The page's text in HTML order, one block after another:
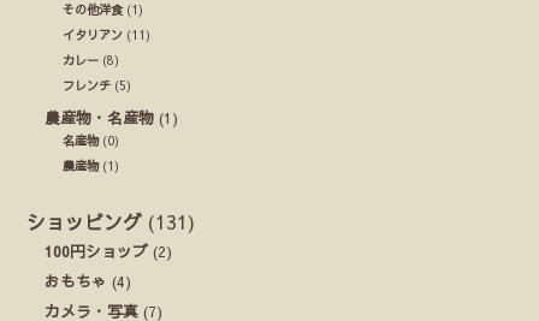
その他洋食(1)
イタリアン (11)
カレー (8)
フレンチ (5)
農産物・名産物 (1)
名産物(0)
農産物(1)
ショッピング (131)
100円ショップ (2)
おもちゃ (4)
カメラ・写真 (7)